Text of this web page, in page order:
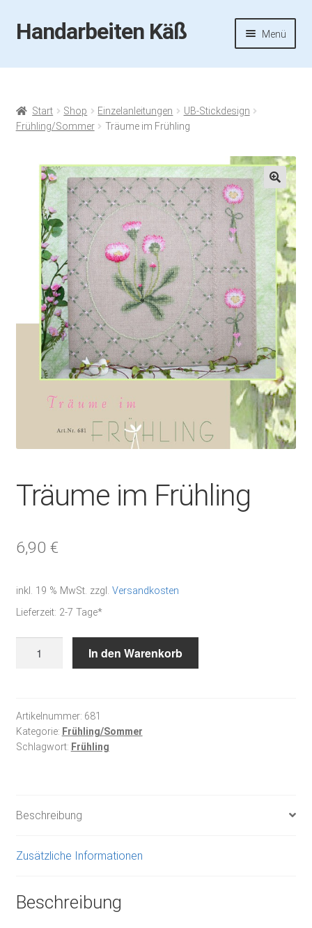
Zur
Navigation
Zum
Inhalt
Handarbeiten Käß Menü
Startseite
Aktuelles
Termine
Handarbeiten-Käß-Shop
Kasse
Mein Konto
Start Shop Einzelanleitungen
UB-Stickdesign
Frühling/Sommer
Träume im Frühling
🔍
Träume im Frühling
6,90 €
inkl. 19 % MwSt. zzgl. Versandkosten
Lieferzeit: 2-7 Tage*
In den Warenkorb
Artikelnummer: 681
Kategorie: Frühling/Sommer
Schlagwort: Frühling
Beschreibung
Zusätzliche Informationen
Beschreibung